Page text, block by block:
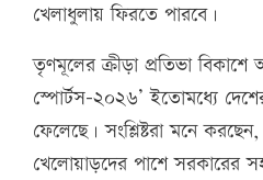
খেলাধুলায় ফিরতে পারবে।
তৃণমূলের ক্রীড়া প্রতিভা
স্পোর্টস-২০২৬’ ইতোমধ্যে
ফেলেছে। সংশ্লিষ্টরা মনে
খেলোয়াড়দের পাশে সরকারের